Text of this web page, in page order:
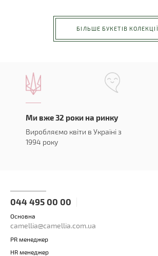
БІЛЬШЕ БУКЕТІВ КОЛЕКЦІЇ
Ми вже 32 роки на ринку
Виробляємо квіти в Україні з
1994 року
044 495 00 00
Основна
camellia@camellia.com.ua
PR менеджер
HR менеджер